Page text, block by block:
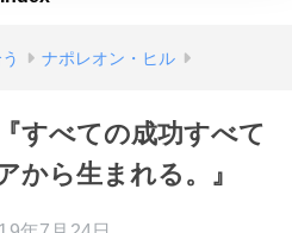
ナポレオン・ヒル
すべての成功すべて
から生まれる。』